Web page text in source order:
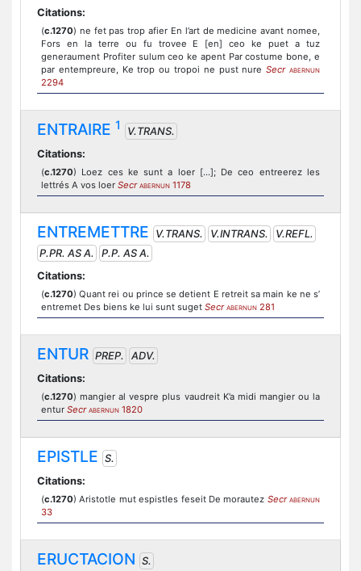
Citations:
(c.1270) ne fet pas trop afier En l’art de medicine avant nomee,
Fors en la terre ou fu trovee E [en] ceo ke puet a tuz
generaument Profiter sulum ceo ke apent Par costume bone, e
par entempreure, Ke trop ou tropoi ne pust nureSecr ABERNUN
2294
ENTRAIRE 1
V.TRANS.
Citations:
(c.1270) Loez ces ke sunt a loer [...]; De ceo entreerez les
lettrés A vos loer Secr ABERNUN 1178
ENTREMETTRE V.TRANS. V.INTRANS.
V.REFL.
P.PR. AS A.
P.P. AS A.
Citations:
(c.1270) Quant rei ou prince se detient E retreit sa main ke ne s’
entremet Des biens ke lui sunt suget Secr ABERNUN 281
ENTUR PREP.
ADV.
Citations:
(c.1270) mangier al vespre plus vaudreit K’a midi mangier ou la
entur Secr ABERNUN 1820
EPISTLE S.
Citations:
(c.1270) Aristotle mut espistles feseit De morautez Secr ABERNUN
33
ERUCTACION S.